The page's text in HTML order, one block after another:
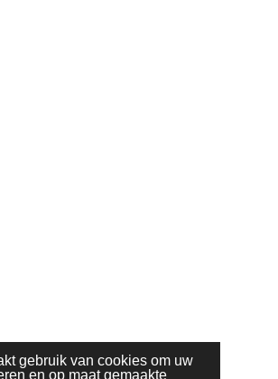
gebruik van cookies om uw
en op maat gemaakte